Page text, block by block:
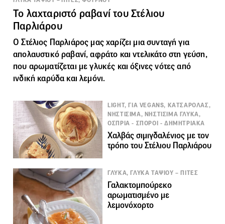
Το λαχταριστό ραβανί του Στέλιου
Παρλιάρου
Ο Στέλιος Παρλιάρος μας χαρίζει μια συνταγή για
απολαυστικόραβανί, αφράτο και ντελικάτο στη γεύση,
που αρωματίζεται με γλυκές και όξινες νότες από
ινδική καρύδα και λεμόνι.
LIGHT, ΓΙΑ VEGANS, ΚΑΤΣΑΡΟΛΑΣ,
ΝΗΣΤΙΣΙΜΑ, ΝΗΣΤΙΣΙΜΑ ΓΛΥΚΑ,
ΟΣΠΡΙΑ - ΣΠΟΡΟΙ - ΔΗΜΗΤΡΙΑΚΑ
Χαλβάς σιμιγδαλένιος με τον
τρόπο του Στέλιου Παρλιάρου
ΓΛΥΚΑ, ΓΛΥΚΑ ΤΑΨΙΟΥ – ΠΙΤΕΣ
Γαλακτομπούρεκο
αρωματισμένο με
λεμονόχορτο